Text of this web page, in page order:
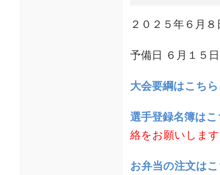
２０２５年６月
予備日 ６月１５
大会要綱はこちら
選手登録名簿は
絡をお願いします
お弁当の注文は